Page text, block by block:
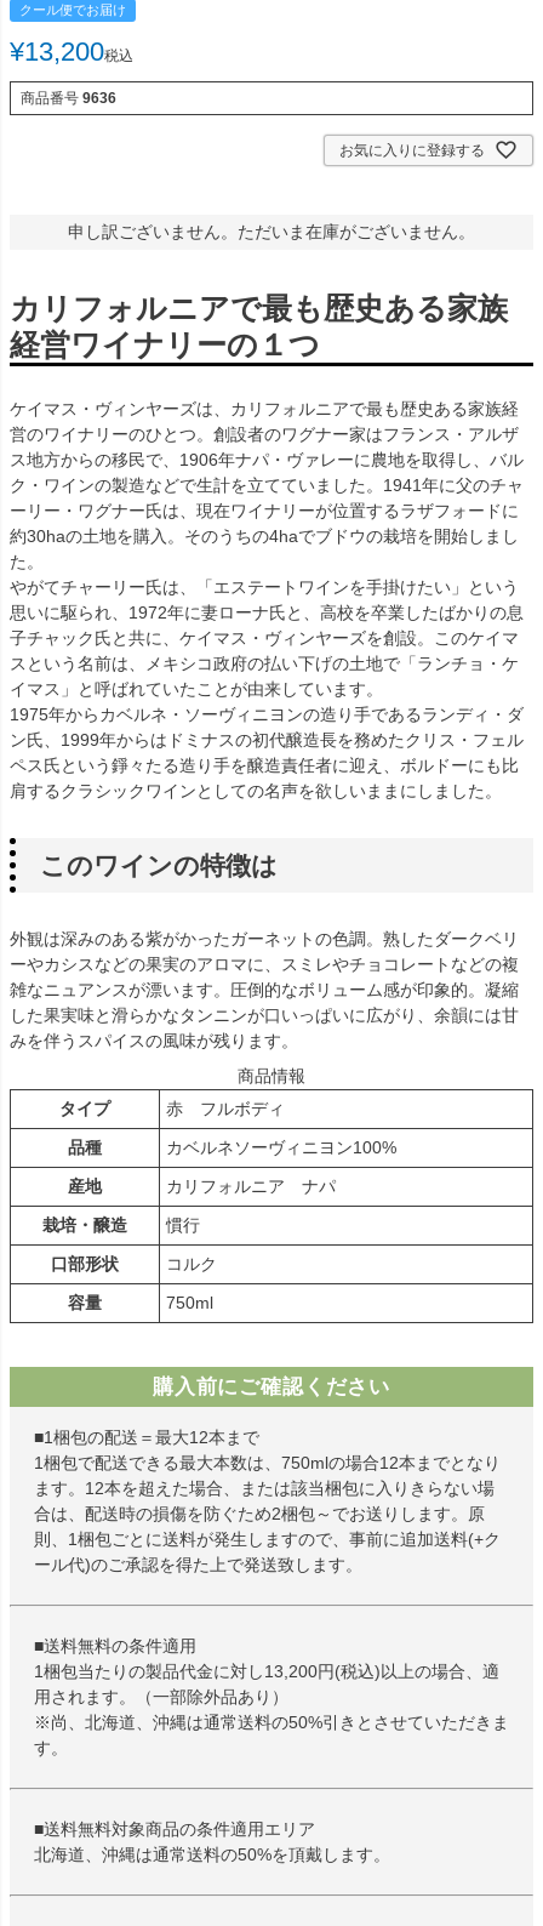
クール便でお届け
¥13,200税込
商品番号 9636
お気に入りに登録する
申し訳ございません。ただいま在庫がございません。
カリフォルニアで最も歴史ある家族
経営ワイナリーの１つ
ケイマス・ヴィンヤーズは、カリフォルニアで最も歴史ある家族経
営のワイナリーのひとつ。創設者のワグナー家はフランス・アルザ
ス地方からの移民で、1906年ナパ・ヴァレーに農地を取得し、バル
ク・ワインの製造などで生計を立てていました。1941年に父のチャ
ーリー・ワグナー氏は、現在ワイナリーが位置するラザフォードに
約30haの土地を購入。そのうちの4haでブドウの栽培を開始しまし
た。
やがてチャーリー氏は、「エステートワインを手掛けたい」という
思いに駆られ、1972年に妻ローナ氏と、高校を卒業したばかりの息
子チャック氏と共に、ケイマス・ヴィンヤーズを創設。このケイマ
スという名前は、メキシコ政府の払い下げの土地で「ランチョ・ケ
イマス」と呼ばれていたことが由来しています。
1975年からカベルネ・ソーヴィニヨンの造り手であるランディ・ダ
ン氏、1999年からはドミナスの初代醸造長を務めたクリス・フェル
ペス氏という錚々たる造り手を醸造責任者に迎え、ボルドーにも比
肩するクラシックワインとしての名声を欲しいままにしました。
このワインの特徴は
外観は深みのある紫がかったガーネットの色調。熟したダークベリ
ーやカシスなどの果実のアロマに、スミレやチョコレートなどの複
雑なニュアンスが漂います。圧倒的なボリューム感が印象的。凝縮
した果実味と滑らかなタンニンが口いっぱいに広がり、余韻には甘
みを伴うスパイスの風味が残ります。
商品情報
タイプ
赤 フルボディ
品種
カベルネソーヴィニヨン100%
産地
カリフォルニア ナパ
栽培・醸造
慣行
口部形状
コルク
容量
750ml
購入前にご確認ください
■1梱包の配送＝最大12本まで
1梱包で配送できる最大本数は、750mlの場合12本までとなり
ます。12本を超えた場合、または該当梱包に入りきらない場
合は、配送時の損傷を防ぐため2梱包～でお送りします。原
則、1梱包ごとに送料が発生しますので、事前に追加送料(+ク
ール代)のご承認を得た上で発送致します。
■送料無料の条件適用
1梱包当たりの製品代金に対し13,200円(税込)以上の場合、適
用されます。（一部除外品あり）
※尚、北海道、沖縄は通常送料の50%引きとさせていただきま
す。
■送料無料対象商品の条件適用エリア
北海道、沖縄は通常送料の50%を頂戴します。